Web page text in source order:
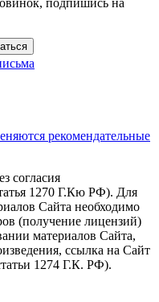
подпишись на
рекомендательные
согласия
1270 Г.Кю РФ). Для
Сайта необходимо
(получение лицензий)
материалов Сайта,
ссылка на Сайт
1274 Г.К. РФ).